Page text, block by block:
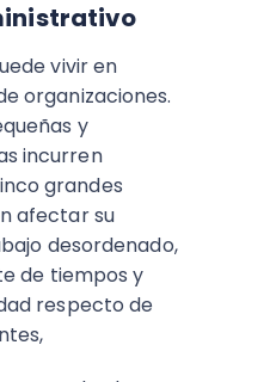
vivir en
organizaciones.
y
incurren
grandes
afectar su
desordenado,
de tiempos y
respecto de